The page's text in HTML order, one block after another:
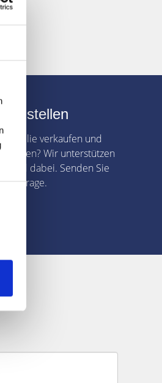
stellen
verkaufen und
sparen? Wir unterstützen
dabei. Senden Sie